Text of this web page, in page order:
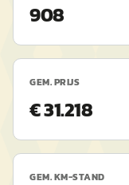
908
GEM. PRIJS
€ 31.218
GEM. KM-STAND